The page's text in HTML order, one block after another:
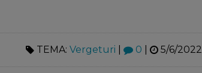
TEMA: Vergeturi 0 5/6/2022